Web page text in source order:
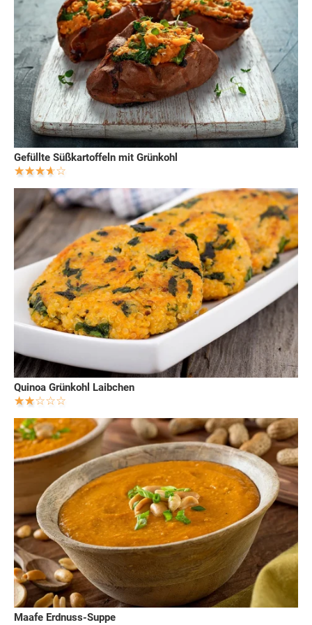
Gefüllte Süßkartoffeln mit Grünkohl
Quinoa Grünkohl Laibchen
Maafe Erdnuss-Suppe